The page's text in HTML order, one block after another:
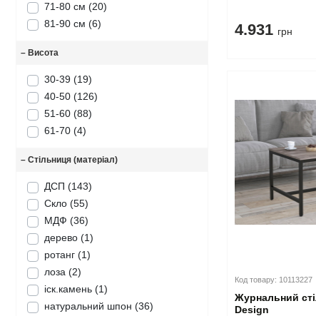
71-80 см (20)
81-90 см (6)
– Висота
30-39 (19)
40-50 (126)
51-60 (88)
61-70 (4)
– Стільниця (матеріал)
ДСП (143)
Скло (55)
МДФ (36)
дерево (1)
ротанг (1)
лоза (2)
іск.камень (1)
натуральний шпон (36)
4.931 грн
Код товару: 10113227
Журнальний
Design